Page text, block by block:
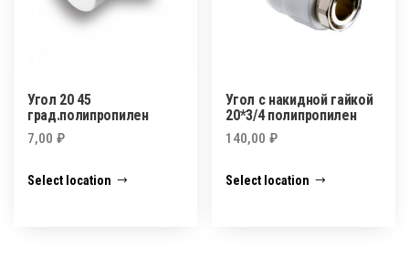
Угол 20 45
град.полипропилен
7,00 ₽
Select location
Угол с накидной гайкой
20*3/4 полипропилен
140,00₽
Select location